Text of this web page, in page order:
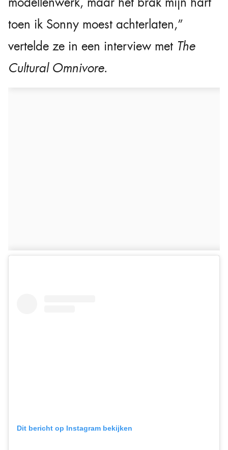
toen ik Sonny moest achterlaten,”
vertelde ze in een interview met The
Cultural Omnivore.
Dit bericht op Instagram bekijken